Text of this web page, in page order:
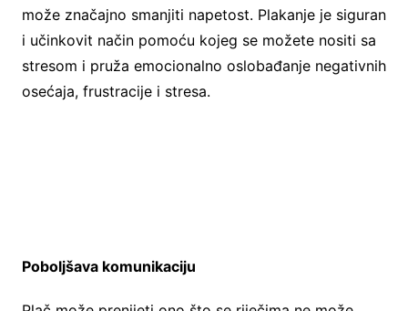
može značajno smanjiti napetost. Plakanje je siguran
i učinkovit način pomoću kojeg se možete nositi sa
stresom i pruža emocionalno oslobađanje negativnih
osećaja, frustracije i stresa.
Poboljšava komunikaciju